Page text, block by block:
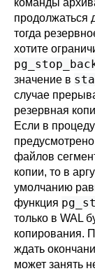
команды
продолжаться
тогда
хотите
значение в
случае
резервная
Если в
файлов
копии, то в
умолчанию
функция
только в WAL
копирования.
ждать
может занять